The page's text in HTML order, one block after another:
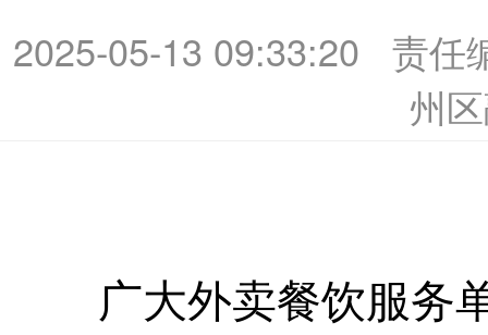
2025-05-13 09:33:20
责任
州
广大外卖餐饮服务